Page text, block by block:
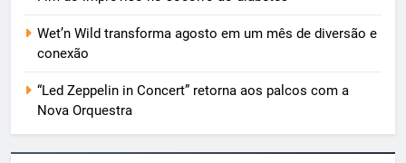
Wet’n Wild transforma agosto em um mês de diversão e
conexão
“Led Zeppelin in Concert” retorna aos palcos com a
Nova Orquestra